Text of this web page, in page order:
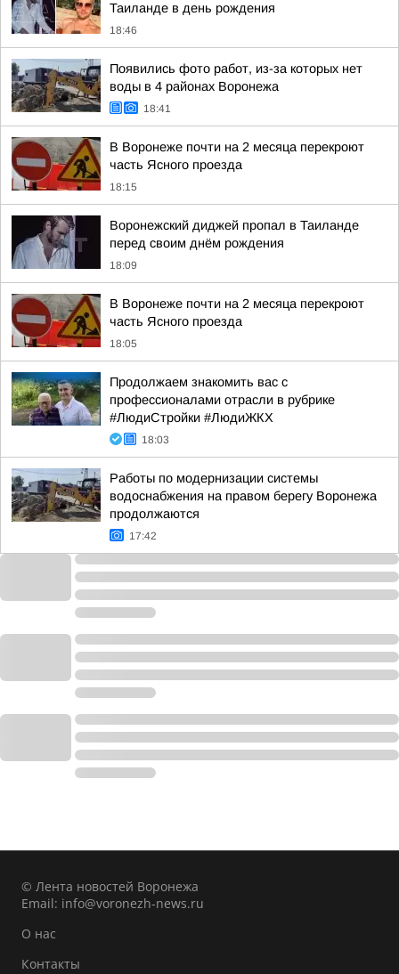
Таиланде в день рождения
18:46
Появились фото работ, из-за которых нет
воды в 4 районах Воронежа
18:41
В Воронеже почти на 2 месяца перекроют
часть Ясного проезда
18:15
Воронежский диджей пропал в Таиланде
перед своим днём рождения
18:09
В Воронеже почти на 2 месяца перекроют
часть Ясного проезда
18:05
Продолжаем знакомить вас с
профессионалами отрасли в рубрике
#ЛюдиСтройки #ЛюдиЖКХ
18:03
Работы по модернизации системы
водоснабжения на правом берегу Воронежа
продолжаются
17:42
© Лента новостей Воронежа
Email: info@voronezh-news.ru
О нас
Контакты